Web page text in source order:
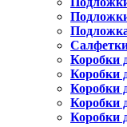
Коробки
Коробки
Коробки
Коробки
Коробки